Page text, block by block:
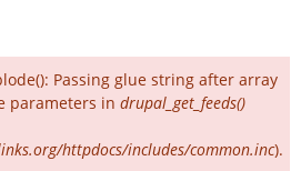
Passing glue string after array
parameters in drupal_get_feeds()
httpdocs/includes/common.inc).